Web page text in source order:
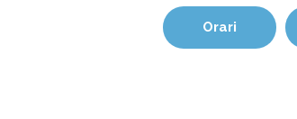
Orari